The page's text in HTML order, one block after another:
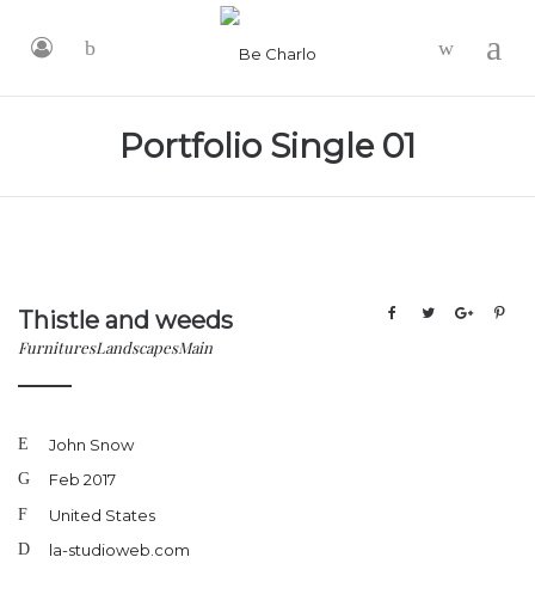
Portfolio Single 01
Thistle and weeds
FurnituresLandscapesMain
John Snow
Feb 2017
United States
la-studioweb.com